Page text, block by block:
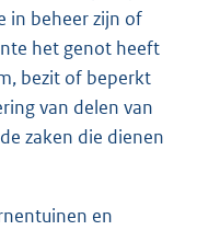
in beheer zijn of
het genot heeft
bezit of beperkt
van delen van
zaken die dienen
en